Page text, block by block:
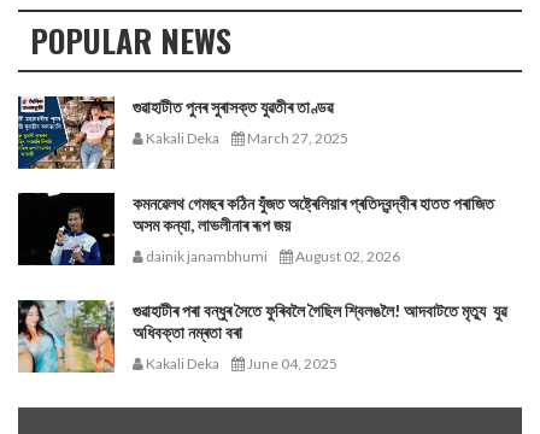
POPULAR NEWS
গুৱাহাটীত পুনৰ সুৰাসক্ত যুৱতীৰ তাণ্ডৱ
Kakali Deka March 27, 2025
কমনৱেলথ গেমছৰ কঠিন যুঁজত অষ্ট্ৰেলিয়াৰ প্ৰতিদ্বন্দ্বীৰ হাতত পৰাজিত
অসম কন্যা, লাভলীনাৰ ৰূপ জয়
dainik janambhumi August 02, 2026
গুৱাহাটীৰ পৰা বন্ধুৰ সৈতে ফুৰিবলৈ গৈছিল শ্বিলঙলৈ! আদবাটতে মৃত্যু যুৱ
অধিবক্তা নম্ৰতা বৰা
Kakali Deka June 04, 2025